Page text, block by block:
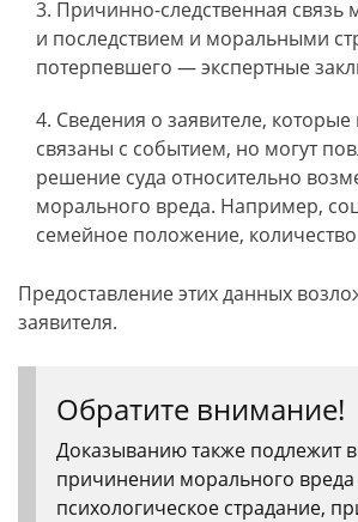
Причинно-следственная связь
и последствием и моральными
потерпевшего — экспертные
Сведения о заявителе,
связаны с событием, но могут
решение суда относительно
морального вреда. Например,
семейное положение,
Предоставление этих данных
заявителя.
Обратите внимание!
Доказыванию также подлежит
причинении морального
психологическое страдание,